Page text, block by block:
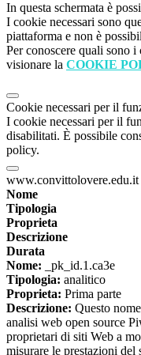
In questa schermata è
I cookie necessari sono
piattaforma e non è
Per conoscere quali sono
visionare la COOKIE
Cookie necessari per il
I cookie necessari per il
disabilitati. È possibile
policy.
www.convittolovere.edu.it
Nome
Tipologia
Proprieta
Descrizione
Durata
Nome: _pk_id.1.ca3e
Tipologia: analitico
Proprieta: Prima parte
Descrizione: Questo
analisi web open source
proprietari di siti Web a
misurare le prestazioni